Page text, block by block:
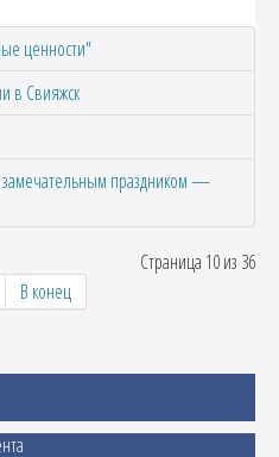
ценности"
в Свияжск
замечательным праздником —
Страница 10 из 36
В конец